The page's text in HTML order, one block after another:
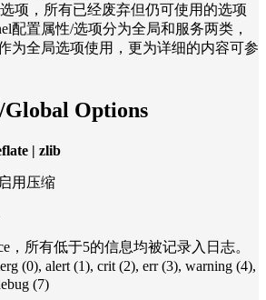
项，所有已经废弃但仍可使用的选项
配置属性/选项分为全局和服务两类，
为全局选项使用，更为详细的内容可参
Global Options
| zlib
用压缩
，所有低于5的信息均被记录入日志。
(0), alert (1), crit (2), err (3), warning (4),
(7)